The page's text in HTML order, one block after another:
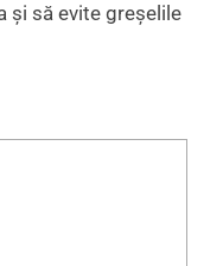
și să evite greșelile